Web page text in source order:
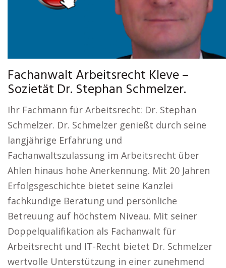
Fachanwalt Arbeitsrecht Kleve –
Sozietät Dr. Stephan Schmelzer.
Ihr Fachmann für Arbeitsrecht: Dr. Stephan
Schmelzer. Dr. Schmelzer genießt durch seine
langjährige Erfahrung und
Fachanwaltszulassung im Arbeitsrecht über
Ahlen hinaus hohe Anerkennung. Mit 20 Jahren
Erfolgsgeschichte bietet seine Kanzlei
fachkundige Beratung und persönliche
Betreuung auf höchstem Niveau. Mit seiner
Doppelqualifikation als Fachanwalt für
Arbeitsrecht und IT-Recht bietet Dr. Schmelzer
wertvolle Unterstützung in einer zunehmend